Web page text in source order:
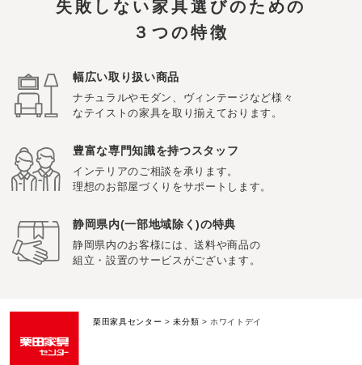
失敗しない家具選びのための
３つの特徴
幅広い取り扱い商品
ナチュラルやモダン、ヴィンテージなど様々
なテイストの家具を取り揃えております。
豊富な専門知識を持つスタッフ
インテリアのご相談を承ります。
理想のお部屋づくりをサポートします。
静岡県内(一部地域除く)の特典
静岡県内のお客様には、送料や商品の
組立・設置のサービスがございます。
栗田家具センター >未分類 > ホワイトデイ